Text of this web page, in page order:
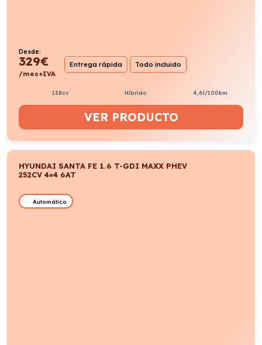
Desde:
329€
/mes+IVA
Entrega rápida Todo incluido
138cv Híbrido 4,6l/100km
VER PRODUCTO
HYUNDAI SANTA FE 1.6 T-GDI MAXX PHEV
252CV 4×4 6AT
Automático